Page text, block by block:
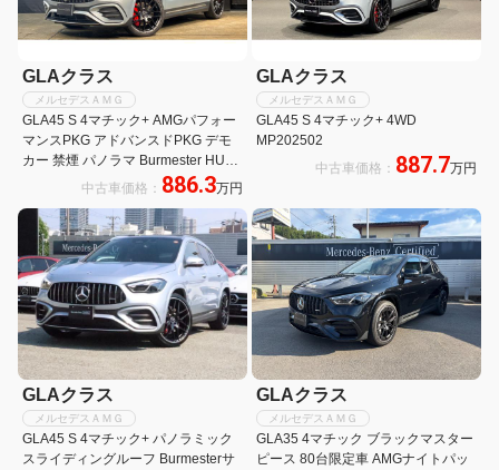
GLAクラス
メルセデスＡＭＧ
GLA45 S 4マチック+ AMGパフォー
マンスPKG アドバンスドPKG デモ
カー 禁煙 パノラマ Burmester HUD
21AW ARナビ 360度カメラ AMGド
ライブコントロールスイッチ フット
トランクオープナー
中古車価格： 886.3万円
GLAクラス
メルセデスＡＭＧ
GLA45 S 4マチック+ 4WD
MP202502
中古車価格： 887.7万円
GLAクラス
メルセデスＡＭＧ
GLA45 S 4マチック+ パノラミック
スライディングルーフ Burmesterサ
GLAクラス
メルセデスＡＭＧ
GLA35 4マチック ブラックマスター
ピース 80台限定車 AMGナイトパッ